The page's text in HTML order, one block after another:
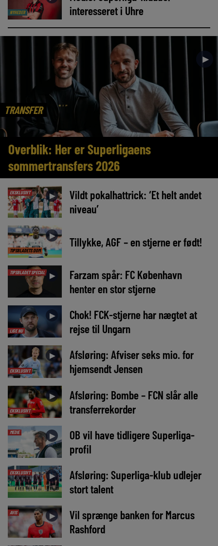
NYHEDER
interesseret i Uhre
TRANSFER
►
Overblik: Her er Superligaens
sommertransfers 2026
EKSKLUSIVT ►
Vildt pokalhattrick: ‘Et helt andet
niveau’
TIPSBLADETS DOM
► Tillykke, AGF – en stjerne er født!
TIPSBLADET SPECIAL ►
Farzam spår: FC København
henter en stor stjerne
LIGE NU
►
Chok! FCK-stjerne har nægtet at
rejse til Ungarn
EKSKLUSIVT
►
Afsløring: Afviser seks mio. for
hjemsendt Jensen
EKSKLUSIVT
►
Afsløring: Bombe – FCN slår alle
transferrekorder
MEDIE ►
OB vil have tidligere Superliga-
profil
EKSKLUSIVT ►
Afsløring: Superliga-klub udlejer
stort talent
AVIS ►
Vil sprænge banken for Marcus
Rashford